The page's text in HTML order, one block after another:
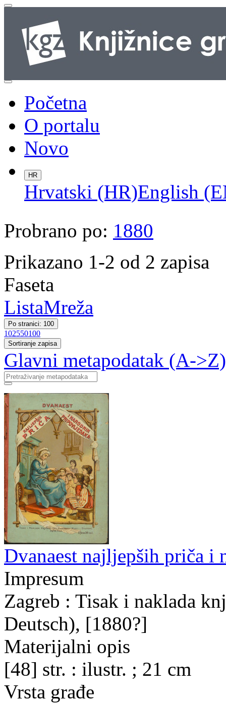
Početna
O portalu
Novo
HR
Hrvatski (HR)English
Probrano po: 1880
Prikazano 1-2 od 2 zapisa
Faseta
ListaMreža
Po stranici: 100
102550100
Sortiranje zapisa
Glavni metapodatak (A->Z)
Dvanaest najljepših priča i
Impresum
Zagreb : Tisak i naklada
Deutsch), [1880?]
Materijalni opis
[48] str. : ilustr. ; 21 cm
Vrsta građe